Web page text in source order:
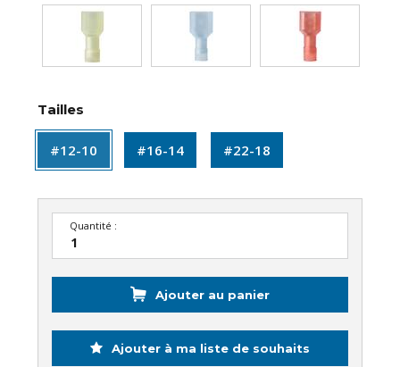
Tailles
#12-10 #16-14 #22-18
Quantité :
Ajouter au panier
Ajouter à ma liste de souhaits